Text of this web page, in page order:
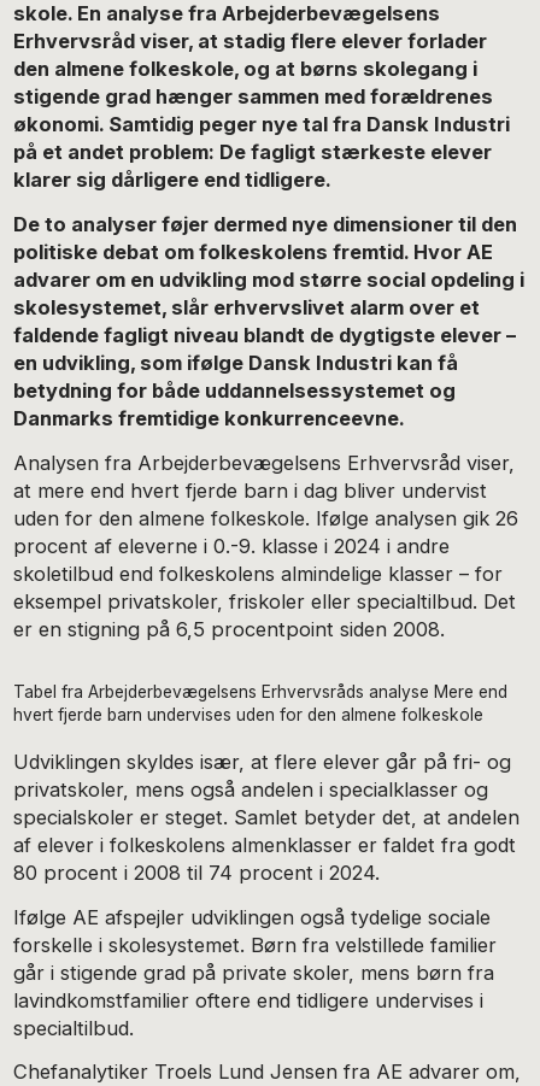
skole. En analyse fra Arbejderbevægelsens
Erhvervsråd viser, at stadig flere elever forlader
den almene folkeskole, og at børns skolegang i
stigende grad hænger sammen med forældrenes
økonomi. Samtidig peger nye tal fra Dansk Industri
på et andet problem: De fagligt stærkeste elever
klarer sig dårligere end tidligere.
De to analyser føjer dermed nye dimensioner til den
politiske debat om folkeskolens fremtid. Hvor AE
advarer om en udvikling mod større social opdeling i
skolesystemet, slår erhvervslivet alarm over et
faldende fagligt niveau blandt de dygtigste elever –
en udvikling, som ifølge Dansk Industri kan få
betydning for både uddannelsessystemet og
Danmarks fremtidige konkurrenceevne.
Analysen fra Arbejderbevægelsens Erhvervsråd viser,
at mere end hvert fjerde barn i dag bliver undervist
uden for den almene folkeskole. Ifølge analysen gik 26
procent af eleverne i 0.-9. klasse i 2024 i andre
skoletilbud end folkeskolens almindelige klasser – for
eksempel privatskoler, friskoler eller specialtilbud. Det
er en stigning på 6,5 procentpoint siden 2008.
Tabel fra Arbejderbevægelsens Erhvervsråds analyse Mere end
hvert fjerde barn undervises uden for den almene folkeskole
Udviklingen skyldes især, at flere elever går på fri- og
privatskoler, mens også andelen i specialklasser og
specialskoler er steget. Samlet betyder det, at andelen
af elever i folkeskolens almenklasser er faldet fra godt
80 procent i 2008 til 74 procent i 2024.
Ifølge AE afspejler udviklingen også tydelige sociale
forskelle i skolesystemet. Børn fra velstillede familier
går i stigende grad på private skoler, mens børn fra
lavindkomstfamilier oftere end tidligere undervises i
specialtilbud.
Chefanalytiker Troels Lund Jensen fra AE advarer om,